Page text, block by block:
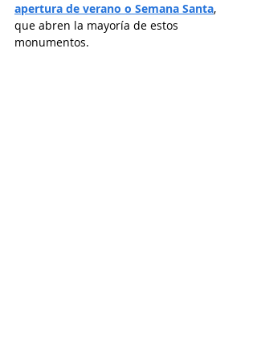
apertura de verano o Semana Santa,
que abren la mayoría de estos
monumentos.